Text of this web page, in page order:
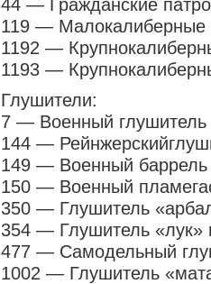
44 — Гражданские
119 — Малокалиберные
1192 —
1193 —
Глушители:
7 — Военный глушитель
144 —
149 — Военный баррель
150 — Военный
350 — Глушитель
354 — Глушитель «лук»
477 — Самодельный
1002 — Глушитель